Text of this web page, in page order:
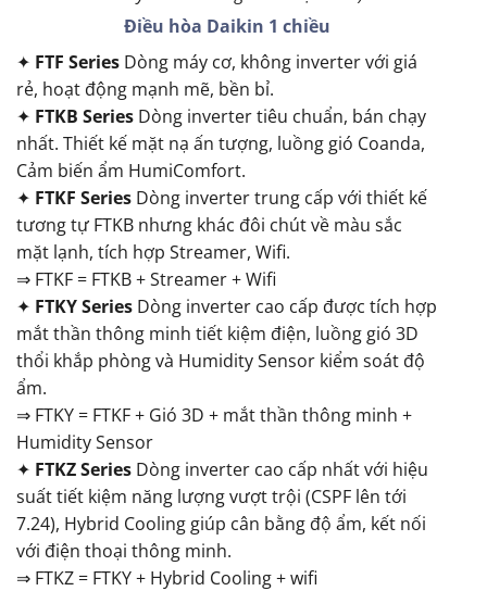
Điều hòa Daikin 1 chiều
✦ FTF Series Dòng máy cơ, không inverter với giá
rẻ, hoạt động mạnh mẽ, bền bỉ.
✦ FTKB Series Dòng inverter tiêu chuẩn, bán chạy
nhất. Thiết kế mặt nạ ấn tượng, luồng gió Coanda,
Cảm biến ẩm HumiComfort.
✦ FTKF Series Dòng inverter trung cấp với thiết kế
tương tự FTKB nhưng khác đôi chút về màu sắc
mặt lạnh, tích hợp Streamer, Wifi.
⇒ FTKF = FTKB + Streamer + Wifi
✦ FTKY Series Dòng inverter cao cấp được tích hợp
mắt thần thông minh tiết kiệm điện, luồng gió 3D
thổi khắp phòng và Humidity Sensor kiểm soát độ
ẩm.
⇒ FTKY = FTKF + Gió 3D + mắt thần thông minh +
Humidity Sensor
✦ FTKZ Series Dòng inverter cao cấp nhất với hiệu
suất tiết kiệm năng lượng vượt trội (CSPF lên tới
7.24), Hybrid Cooling giúp cân bằng độ ẩm, kết nối
với điện thoại thông minh.
⇒ FTKZ = FTKY + Hybrid Cooling + wifi